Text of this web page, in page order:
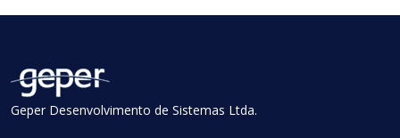
Geper Desenvolvimento de Sistemas Ltda.